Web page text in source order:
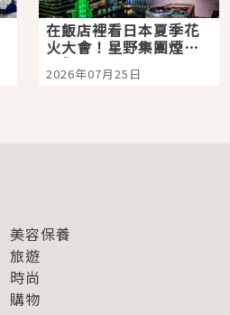
在飯店裡看日本夏季花
火大會！星野集團煙火
景觀飯店6選，讓你不用
人擠人悠閒欣賞
2026年07月25日
美容保養
旅遊
時尚
購物